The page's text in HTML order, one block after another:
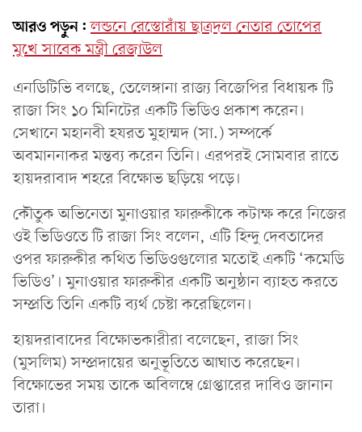
আরও পড়ুন: লন্ডনে রেস্তোরাঁয় ছাত্রদল নেতার তোপের
মুখে সাবেক মন্ত্রী রেজাউল
এনডিটিভি বলছে, তেলেঙ্গানা রাজ্য বিজেপির বিধায়ক টি
রাজা সিং ১০ মিনিটের একটি ভিডিও প্রকাশ করেন।
সেখানে মহানবী হযরত মুহাম্মদ (সা.) সম্পর্কে
অবমাননাকর মন্তব্য করেন তিনি। এরপরই সোমবার রাতে
হায়দরাবাদ শহরে বিক্ষোভ ছড়িয়ে পড়ে।
কৌতুক অভিনেতা মুনাওয়ার ফারুকীকে কটাক্ষ করে নিজের
ওই ভিডিওতে টি রাজা সিং বলেন, এটি হিন্দু দেবতাদের
ওপর ফারুকীর কথিত ভিডিওগুলোর মতোই একটি ‘কমেডি
ভিডিও’। মুনাওয়ার ফারুকীর একটি অনুষ্ঠান ব্যাহত করতে
সম্প্রতি তিনি একটি ব্যর্থ চেষ্টা করেছিলেন।
হায়দরাবাদের বিক্ষোভকারীরা বলেছেন, রাজা সিং
(মুসলিম) সম্প্রদায়ের অনুভূতিতে আঘাত করেছেন।
বিক্ষোভের সময় তাকে অবিলম্বে গ্রেপ্তারের দাবিও জানান
তারা।